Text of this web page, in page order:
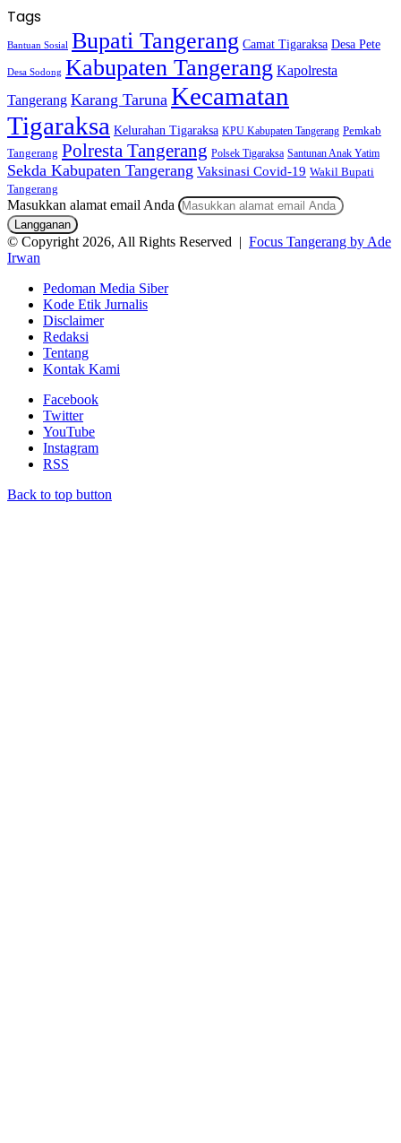
Tags
Bantuan Sosial Bupati Tangerang Camat Tigaraksa Desa Pete
Desa Sodong Kabupaten Tangerang Kapolresta
Tangerang Karang Taruna Kecamatan
Tigaraksa Kelurahan Tigaraksa KPU Kabupaten Tangerang Pemkab
Tangerang Polresta Tangerang Polsek Tigaraksa Santunan Anak Yatim
Sekda Kabupaten Tangerang Vaksinasi Covid-19 Wakil Bupati
Tangerang
Masukkan alamat email Anda
© Copyright 2026, All Rights Reserved | Focus Tangerang by Ade
Irwan
Pedoman Media Siber
Kode Etik Jurnalis
Disclaimer
Redaksi
Tentang
Kontak Kami
Facebook
Twitter
YouTube
Instagram
RSS
Back to top button